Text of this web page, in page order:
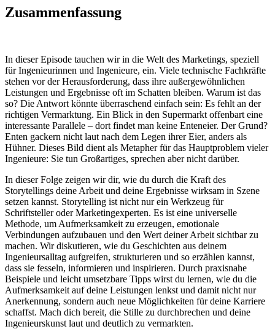
Zusammenfassung
In dieser Episode tauchen wir in die Welt des Marketings, speziell
für Ingenieurinnen und Ingenieure, ein. Viele technische Fachkräfte
stehen vor der Herausforderung, dass ihre außergewöhnlichen
Leistungen und Ergebnisse oft im Schatten bleiben. Warum ist das
so? Die Antwort könnte überraschend einfach sein: Es fehlt an der
richtigen Vermarktung. Ein Blick in den Supermarkt offenbart eine
interessante Parallele – dort findet man keine Enteneier. Der Grund?
Enten gackern nicht laut nach dem Legen ihrer Eier, anders als
Hühner. Dieses Bild dient als Metapher für das Hauptproblem vieler
Ingenieure: Sie tun Großartiges, sprechen aber nicht darüber.
In dieser Folge zeigen wir dir, wie du durch die Kraft des
Storytellings deine Arbeit und deine Ergebnisse wirksam in Szene
setzen kannst. Storytelling ist nicht nur ein Werkzeug für
Schriftsteller oder Marketingexperten. Es ist eine universelle
Methode, um Aufmerksamkeit zu erzeugen, emotionale
Verbindungen aufzubauen und den Wert deiner Arbeit sichtbar zu
machen. Wir diskutieren, wie du Geschichten aus deinem
Ingenieursalltag aufgreifen, strukturieren und so erzählen kannst,
dass sie fesseln, informieren und inspirieren. Durch praxisnahe
Beispiele und leicht umsetzbare Tipps wirst du lernen, wie du die
Aufmerksamkeit auf deine Leistungen lenkst und damit nicht nur
Anerkennung, sondern auch neue Möglichkeiten für deine Karriere
schaffst. Mach dich bereit, die Stille zu durchbrechen und deine
Ingenieurskunst laut und deutlich zu vermarkten.